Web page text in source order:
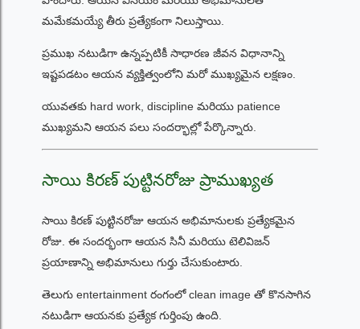
మమేకమయ్యే తీరు ప్రత్యేకంగా నిలుస్తాయి.
ప్రముఖ నటుడిగా ఉన్నప్పటికీ సాధారణ జీవన విధానాన్ని
ఇష్టపడటం ఆయన వ్యక్తిత్వంలోని మరో ముఖ్యమైన లక్షణం.
యువతకు hard work, discipline మరియు patience
ముఖ్యమని ఆయన పలు సందర్భాల్లో పేర్కొన్నారు.
సాయి కిరణ్ పుట్టినరోజు ప్రాముఖ్యత
సాయి కిరణ్ పుట్టినరోజు ఆయన అభిమానులకు ప్రత్యేకమైన
రోజు. ఈ సందర్భంగా ఆయన సినీ మరియు టెలివిజన్
ప్రయాణాన్ని అభిమానులు గుర్తు చేసుకుంటారు.
తెలుగు entertainment రంగంలో clean image తో కొనసాగిన
నటుడిగా ఆయనకు ప్రత్యేక గుర్తింపు ఉంది.